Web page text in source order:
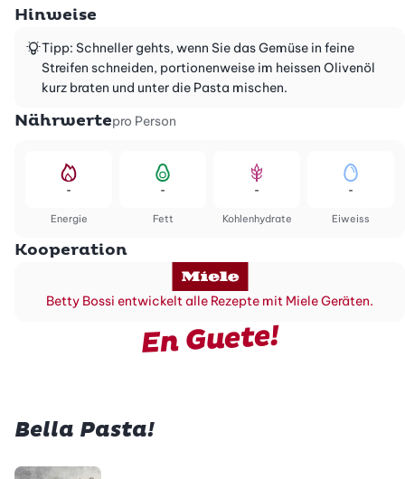
Hinweise
Tipp: Schneller gehts, wenn Sie das Gemüse in feine
Streifen schneiden, portionenweise im heissen Olivenöl
kurz braten und unter die Pasta mischen.
Nährwertepro Person
Energie
-
Fett
-
Kohlenhydrate
-
Eiweiss
-
Kooperation
Betty Bossi entwickelt alle Rezepte mit Miele Geräten.
En Guete!
Bella Pasta!